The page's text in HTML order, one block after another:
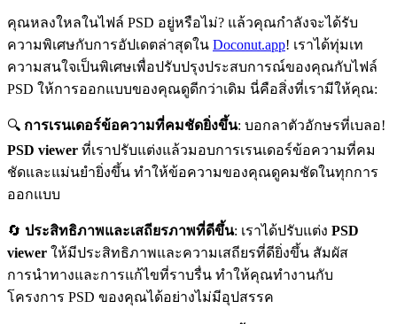
คุณหลงใหลในไฟล์ PSD อยู่หรือไม่? แล้วคุณกำลังจะได้รับ
ความพิเศษกับการอัปเดตล่าสุดใน Doconut.app! เราได้ทุ่มเท
ความสนใจเป็นพิเศษเพื่อปรับปรุงประสบการณ์ของคุณกับไฟล์
PSD ให้การออกแบบของคุณดูดีกว่าเดิม นี่คือสิ่งที่เรามีให้คุณ:
🔍 การเรนเดอร์ข้อความที่คมชัดยิ่งขึ้น: บอกลาตัวอักษรที่เบลอ!
PSD viewer ที่เราปรับแต่งแล้วมอบการเรนเดอร์ข้อความที่คม
ชัดและแม่นยำยิ่งขึ้น ทำให้ข้อความของคุณดูคมชัดในทุกการ
ออกแบบ
🔄 ประสิทธิภาพและเสถียรภาพที่ดีขึ้น: เราได้ปรับแต่ง PSD
viewer ให้มีประสิทธิภาพและความเสถียรที่ดียิ่งขึ้น สัมผัส
การนำทางและการแก้ไขที่ราบรื่น ทำให้คุณทำงานกับ
โครงการ PSD ของคุณได้อย่างไม่มีอุปสรรค